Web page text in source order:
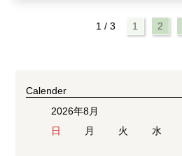
1 / 3 1 2
Calender
2026年8月
日
月 火 水